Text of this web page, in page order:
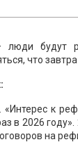
будут
что
к
в 2026
на